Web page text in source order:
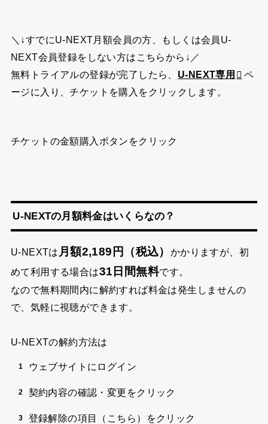
＼↓すでにU-NEXT月額会員の方、もしくは会員U-
NEXT会員登録をしない方はこちらから↓／
無料トライアルの登録が完了したら、 U-NEXT専用
ペ
ージに入り、チケットを購入をクリックします。
チケットの金額購入ボタンをクリック
U-NEXTの月額料金はいくらなの？
U-NEXTは 月額2,189円（税込） かかりますが、初
めて利用する場合は31日間無料です。
なので無料期間内に解約すれば料金は発生しませんの
で、気軽に視聴ができます。
U-NEXTの解約方法は
ウェブサイトにログイン
契約内容の確認・変更をクリック
登録解除の項目（こちら）をクリック